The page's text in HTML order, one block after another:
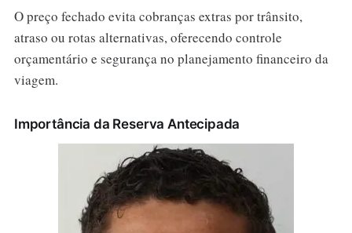
O preço fechado evita cobranças extras por trânsito,
atraso ou rotas alternativas, oferecendo controle
orçamentário e segurança no planejamento financeiro da
viagem.
Importância da Reserva Antecipada